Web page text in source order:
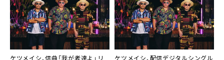
ケツメイシ、信曲「我が者達よ」リ
ケツメイシ、配信デジタルシングル